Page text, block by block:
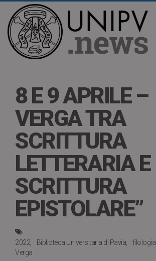
8 E 9 APRILE –
VERGA TRA
SCRITTURA
LETTERARIA E
SCRITTURA
EPISTOLARE”
2022 Biblioteca Universitaria di Pavia filologia
Verga